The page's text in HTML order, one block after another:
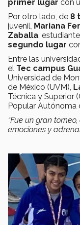
primer lugar con
Por otro lado, de 8
juvenil, Mariana
Zaballa ,
segundo lugar
Entre las
el Tec campus
Universidad de
de México (UVM),
Técnica y Superior
Popular Autónoma
“Fue un gran torneo,
emociones y